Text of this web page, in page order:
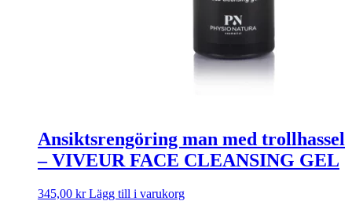
Ansiktsrengöring man med trollhassel
– VIVEUR FACE CLEANSING GEL
345,00 kr Lägg till i varukorg